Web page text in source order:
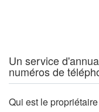
Un service
numéros de
Qui est le